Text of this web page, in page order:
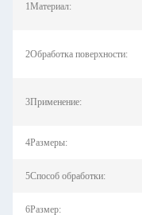
1Материал:
2Обработка поверхности:
3Применение:
4Размеры:
5Способ обработки:
6Размер: